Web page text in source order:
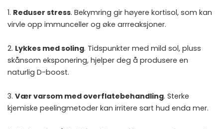
1. Reduser stress. Bekymring gir høyere kortisol, som kan
virvle opp immunceller og øke arrreaksjoner.
2. Lykkes med soling. Tidspunkter med mild sol, pluss
skånsom eksponering, hjelper deg å produsere en
naturlig D-boost.
3. Vær varsom med overflatebehandling. Sterke
kjemiske peelingmetoder kan irritere sart hud enda mer.